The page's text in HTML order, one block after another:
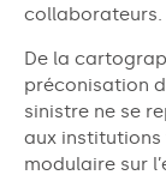
collaborateurs.
De la
préconisation
sinistre ne se
aux
modulaire sur